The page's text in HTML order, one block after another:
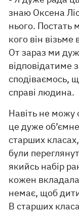
знаю Оксена
нього. Постать
кого він
От зараз ми
відповідатиме
сподіваємось,
справі людина.
Навіть не можу
це дуже
старших
були
якийсь набір
кожен
немає, щоб
В старших